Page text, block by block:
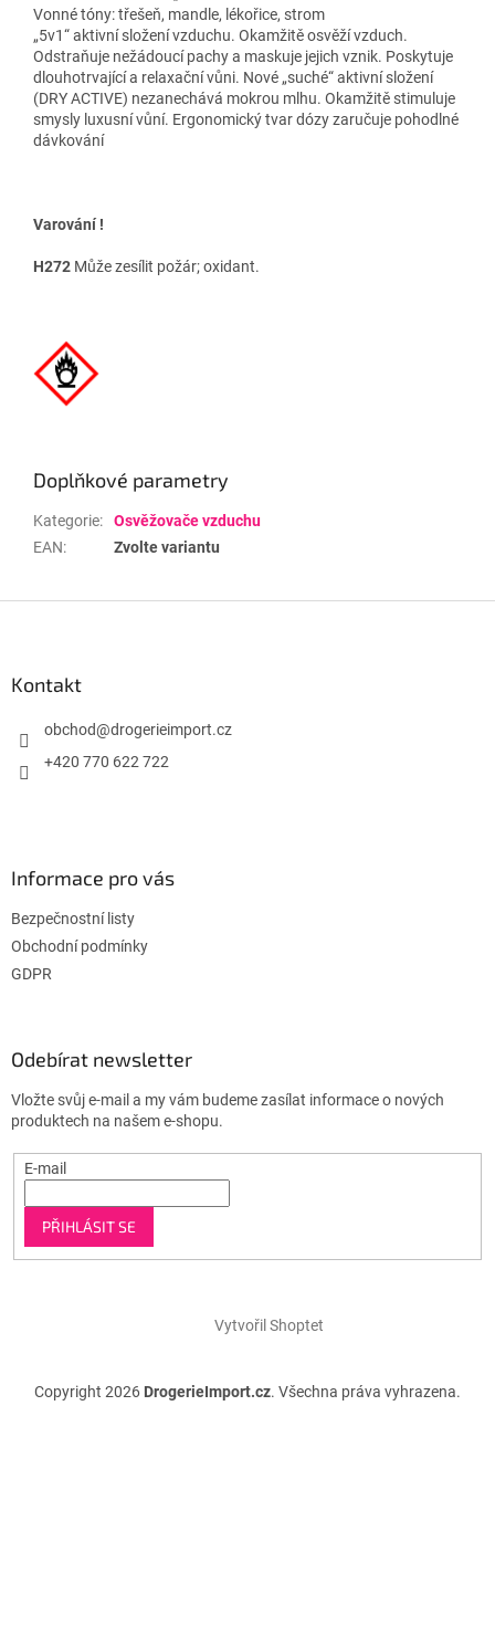
Vonné tóny: třešeň, mandle, lékořice, strom
„5v1“ aktivní složení vzduchu. Okamžitě osvěží vzduch.
Odstraňuje nežádoucí pachy a maskuje jejich vznik. Poskytuje
dlouhotrvající a relaxační vůni. Nové „suché“ aktivní složení
(DRY ACTIVE) nezanechává mokrou mlhu. Okamžitě stimuluje
smysly luxusní vůní. Ergonomický tvar dózy zaručuje pohodlné
dávkování
Varování !
H272 Může zesílit požár; oxidant.
Doplňkové parametry
Kategorie:
Osvěžovače vzduchu
EAN: Zvolte variantu
Kontakt
obchod@drogerieimport.cz
+420 770 622 722
Informace pro vás
Bezpečnostní listy
Obchodní podmínky
GDPR
Odebírat newsletter
Vložte svůj e-mail a my vám budeme zasílat informace o nových
produktech na našem e-shopu.
E-mail
PŘIHLÁSIT SE
Vytvořil Shoptet
Copyright 2026 DrogerieImport.cz. Všechna práva vyhrazena.